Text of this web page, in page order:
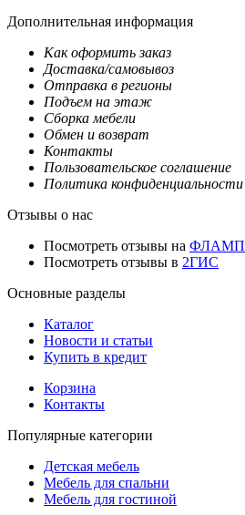
Дополнительная информация
Как оформить заказ
Доставка/самовывоз
Отправка в регионы
Подъем на этаж
Сборка мебели
Обмен и возврат
Контакты
Пользовательское соглашение
Политика конфиденциальности
Отзывы о нас
Посмотреть отзывы на ФЛАМП
Посмотреть отзывы в 2ГИС
Основные разделы
Каталог
Новости и статьи
Купить в кредит
Корзина
Контакты
Популярные категории
Детская мебель
Мебель для спальни
Мебель для гостиной